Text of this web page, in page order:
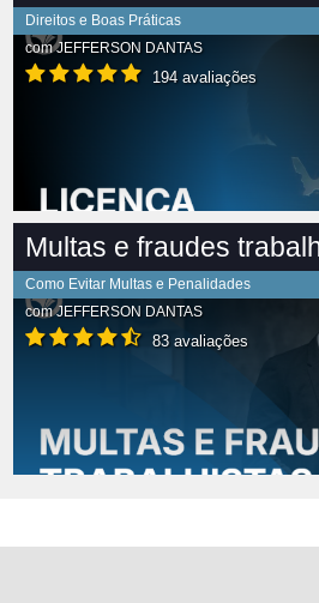
Direitos e Boas Práticas
comJEFFERSON DANTAS
194 avaliações
Multas e fraudes
Como Evitar Multas e Penalidades
comJEFFERSON DANTAS
83 avaliações